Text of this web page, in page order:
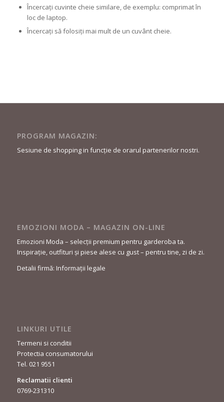
Încercați cuvinte cheie similare, de exemplu: comprimat în
loc de laptop.
Încercați să folosiți mai mult de un cuvânt cheie.
PROGRAM MAGAZIN:
Sesiune de shopping in funcție de orarul partenerilor nostri.
EMOZIONI MODA – MAGAZIN ON-LINE
Emozioni Moda – selecții premium pentru garderoba ta.
Inspirație, outfituri și piese alese cu gust – pentru tine, zi de zi.
Detalii firmă: Informații legale
LINKURI UTILE
Termeni si conditii
Protectia consumatorului
Tel. 021 9551
Reclamatii clienti
0769-231310